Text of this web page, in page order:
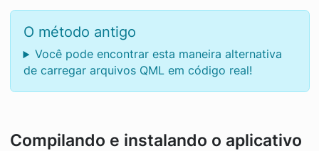
O método antigo
Você pode encontrar esta maneira alternativa
de carregar arquivos QML em código real!
Compilando e instalando o aplicativo